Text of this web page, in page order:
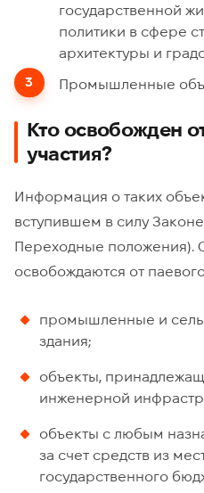
государственной
политики в сфере
архитектуры и
Промышленные
Кто освобожден
участия?
Информация о таких
вступившем в силу
Переходные положения).
освобождаются от
промышленные и
здания;
объекты,
инженерной
объекты с любым
за счет средств из
государственного